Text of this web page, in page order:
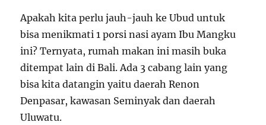
Apakah kita perlu jauh-jauh ke Ubud untuk
bisa menikmati 1 porsi nasi ayam Ibu Mangku
ini? Ternyata, rumah makan ini masih buka
ditempat lain di Bali. Ada 3 cabang lain yang
bisa kita datangin yaitu daerah Renon
Denpasar, kawasan Seminyak dan daerah
Uluwatu.